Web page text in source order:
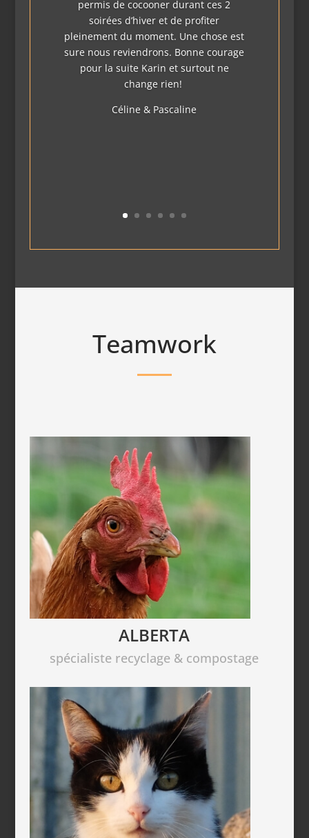
permis de cocooner durant ces 2
soirées d’hiver et de profiter
pleinement du moment. Une chose est
sure nous reviendrons. Bonne courage
pour la suite Karin et surtout ne
change rien!
Céline & Pascaline
Teamwork
ALBERTA
spécialiste recyclage & compostage